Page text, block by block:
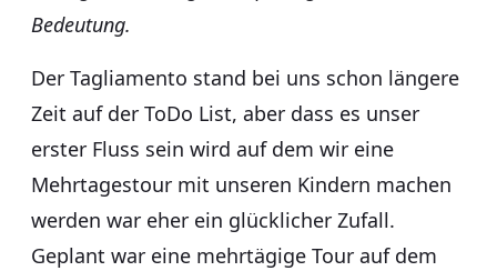
Bedeutung.
Der Tagliamento stand bei uns schon längere
Zeit auf der ToDo List, aber dass es unser
erster Fluss sein wird auf dem wir eine
Mehrtagestour mit unseren Kindern machen
werden war eher ein glücklicher Zufall.
Geplant war eine mehrtägige Tour auf dem